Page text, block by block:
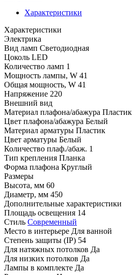
Характеристики
Характеристики
Электрика
Вид ламп Светодиодная
Цоколь LED
Количество ламп 1
Мощность лампы, W 41
Общая мощность, W 41
Напряжение 220
Внешний вид
Материал плафона/абажура Пластик
Цвет плафона/абажура Белый
Материал арматуры Пластик
Цвет арматуры Белый
Количество плаф./абаж. 1
Тип крепления Планка
Форма плафона Круглый
Размеры
Высота, мм 60
Диаметр, мм 450
Дополнительные характеристики
Площадь освещения 14
Стиль Современный
Место в интерьере Для ванной
Степень защиты (IP) 54
Для натяжных потолков Да
Для низких потолков Да
Лампы в комплекте Да